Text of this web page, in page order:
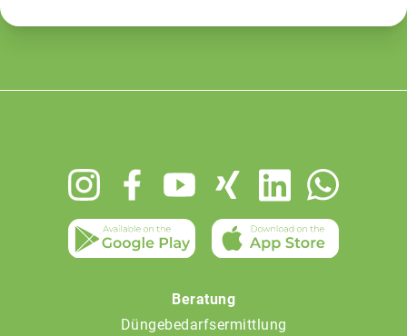
Beratung
Düngebedarfsermittlung